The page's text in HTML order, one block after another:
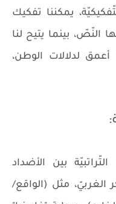
يمكننا تفكيك
النّصّ، بينما يتيح لنا
أعمق لدلالات الوطن،
بين الأضداد
الغربيّ، مثل (الواقع/